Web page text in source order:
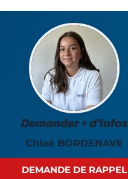
Demander + d’infos
Chloé BORDENAVE
DEMANDE DE RAPPEL